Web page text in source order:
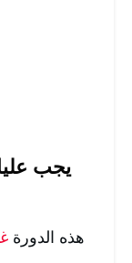
يجب
هذه الدورة